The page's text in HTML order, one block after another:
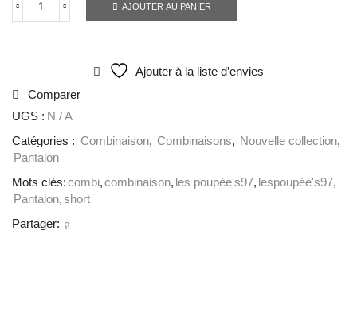
AJOUTER AU PANIER
Ajouter à la liste d’envies
Comparer
UGS : N / A
Catégories : Combinaison, Combinaisons, Nouvelle collection,
Pantalon
Mots clés:combi,combinaison, les poupée's97, lespoupée's97,
Pantalon,short
Partager: